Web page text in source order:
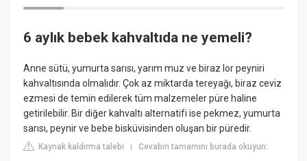
6 aylık bebek kahvaltıda ne yemeli?
Anne sütü, yumurta sarısı, yarım muz ve biraz lor peyniri
kahvaltısında olmalıdır. Çok az miktarda tereyağı, biraz ceviz
ezmesi de temin edilerek tüm malzemeler püre haline
getirilebilir. Bir diğer kahvaltı alternatifi ise pekmez, yumurta
sarısı, peynir ve bebe bisküvisinden oluşan bir püredir.
Kaynak kaldırma talebi |Cevabın tamamını burada okuyun: